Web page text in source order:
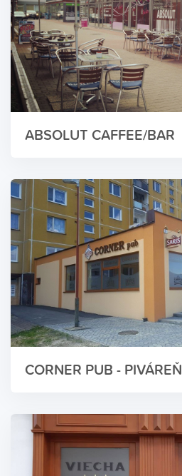
ABSOLUT CAFFEE/BAR
CORNER PUB - PIVÁREŇ